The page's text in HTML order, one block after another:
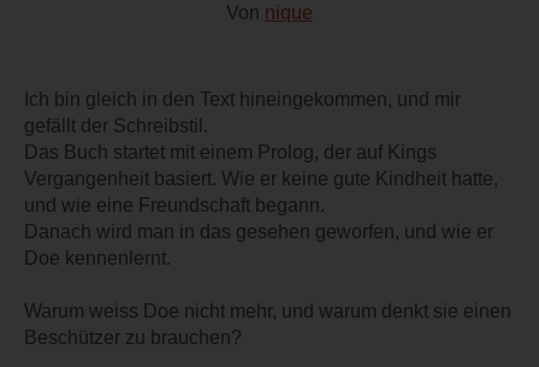
Von nique
Ich bin gleich in den Text hineingekommen, und mir
gefällt der Schreibstil.
Das Buch startet mit einem Prolog, der auf Kings
Vergangenheit basiert. Wie er keine gute Kindheit hatte,
und wie eine Freundschaft begann.
Danach wird man in das gesehen geworfen, und wie er
Doe kennenlernt.
Warum weiss Doe nicht mehr, und warum denkt sie einen
Beschützer zu brauchen?